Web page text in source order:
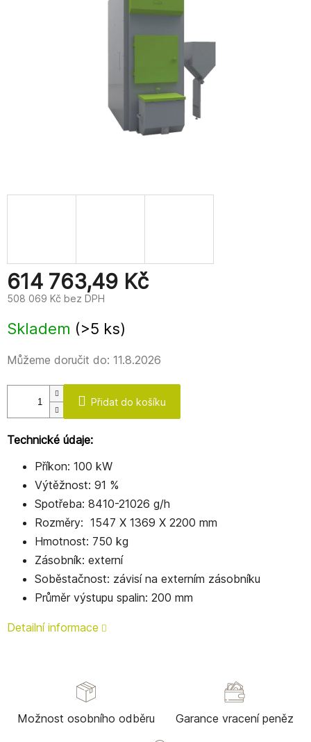
614 763,49 Kč
508 069 Kč bez DPH
cena:
Skladem (>5 ks)
Můžeme doručit do: 11.8.2026
Přidat do košíku
Technické údaje:
Příkon: 100 kW
Výtěžnost: 91 %
Spotřeba: 8410-21026 g/h
Rozměry: 1547 X 1369 X 2200 mm
Hmotnost: 750 kg
Zásobník: externí
Soběstačnost: závisí na externím zásobníku
Průměr výstupu spalin: 200 mm
Detailní informace
Možnost osobního odběru Garance vracení peněz